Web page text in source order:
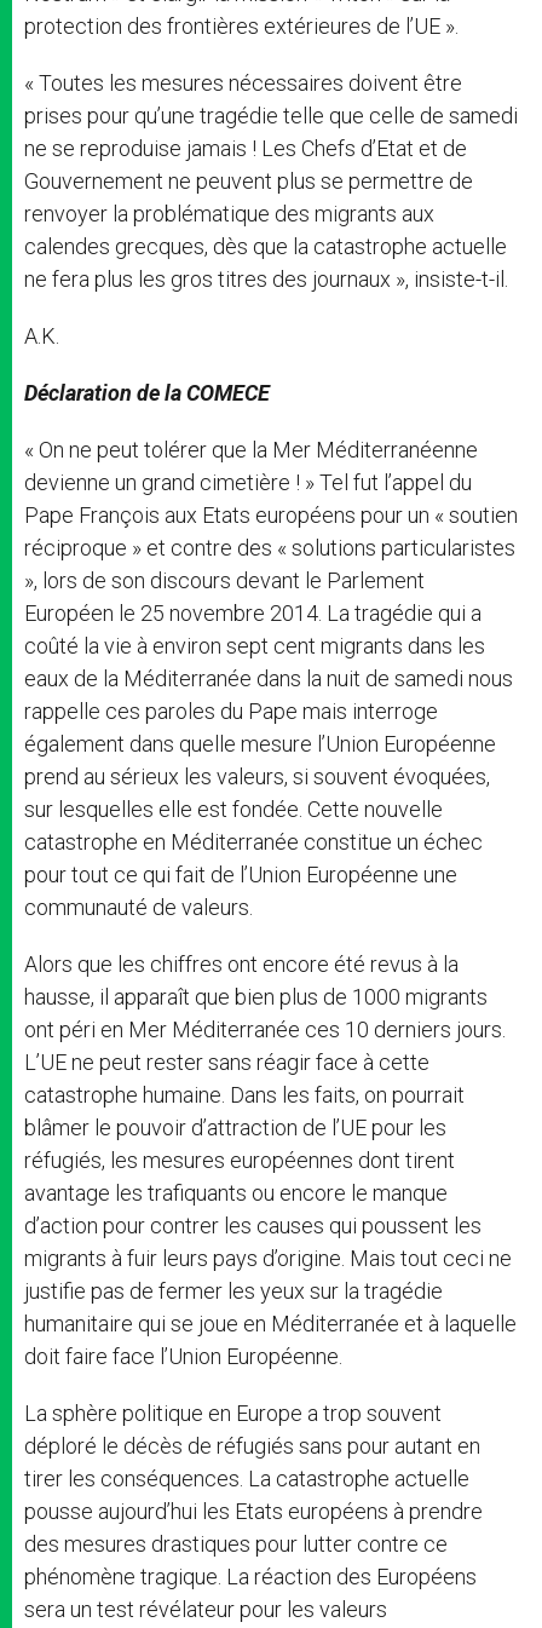
protection des frontières extérieures de l’UE ».
« Toutes les mesures nécessaires doivent être
prises pour qu’une tragédie telle que celle de samedi
ne se reproduise jamais ! Les Chefs d’Etat et de
Gouvernement ne peuvent plus se permettre de
renvoyer la problématique des migrants aux
calendes grecques, dès que la catastrophe actuelle
ne fera plus les gros titres des journaux », insiste-t-il.
A.K.
Déclaration de la COMECE
« On ne peut tolérer que la Mer Méditerranéenne
devienne un grand cimetière ! » Tel fut l’appel du
Pape François aux Etats européens pour un « soutien
réciproque » et contre des « solutions particularistes
», lors de son discours devant le Parlement
Européen le 25 novembre 2014. La tragédie qui a
coûté la vie à environ sept cent migrants dans les
eaux de la Méditerranée dans la nuit de samedi nous
rappelle ces paroles du Pape mais interroge
également dans quelle mesure l’Union Européenne
prend au sérieux les valeurs, si souvent évoquées,
sur lesquelles elle est fondée. Cette nouvelle
catastrophe en Méditerranée constitue un échec
pour tout ce qui fait de l’Union Européenne une
communauté de valeurs.
Alors que les chiffres ont encore été revus à la
hausse, il apparaît que bien plus de 1000 migrants
ont péri en Mer Méditerranée ces 10 derniers jours.
L’UE ne peut rester sans réagir face à cette
catastrophe humaine. Dans les faits, on pourrait
blâmer le pouvoir d’attraction de l’UE pour les
réfugiés, les mesures européennes dont tirent
avantage les trafiquants ou encore le manque
d’action pour contrer les causes qui poussent les
migrants à fuir leurs pays d’origine. Mais tout ceci ne
justifie pas de fermer les yeux sur la tragédie
humanitaire qui se joue en Méditerranée et à laquelle
doit faire face l’Union Européenne.
La sphère politique en Europe a trop souvent
déploré le décès de réfugiés sans pour autant en
tirer les conséquences. La catastrophe actuelle
pousse aujourd’hui les Etats européens à prendre
des mesures drastiques pour lutter contre ce
phénomène tragique. La réaction des Européens
sera un test révélateur pour les valeurs